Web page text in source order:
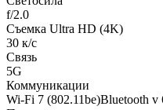
f/2.0
Съемка Ultra HD (4K)
30 к/с
Связь
5G
Коммуникации
Wi-Fi 7 (802.11be)Bluetooth